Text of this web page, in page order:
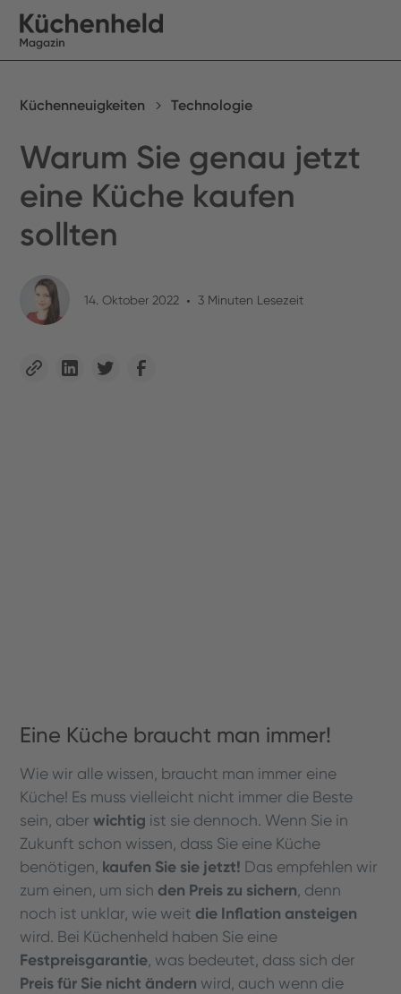
Küchenneuigkeiten Technologie
Warum Sie genau jetzt
eine Küche kaufen
sollten
14. Oktober 2022 • 3 Minuten Lesezeit
Eine Küche braucht man immer!
Wie wir alle wissen, braucht man immer eine
Küche! Es muss vielleicht nicht immer die Beste
sein, aber wichtig ist sie dennoch. Wenn Sie in
Zukunft schon wissen, dass Sie eine Küche
benötigen, kaufen Sie sie jetzt! Das empfehlen wir
zum einen, um sich den Preis zu sichern, denn
noch ist unklar, wie weit die Inflation ansteigen
wird. Bei Küchenheld haben Sie eine
Festpreisgarantie, was bedeutet, dass sich der
Preis für Sie nicht ändern wird, auch wenn die